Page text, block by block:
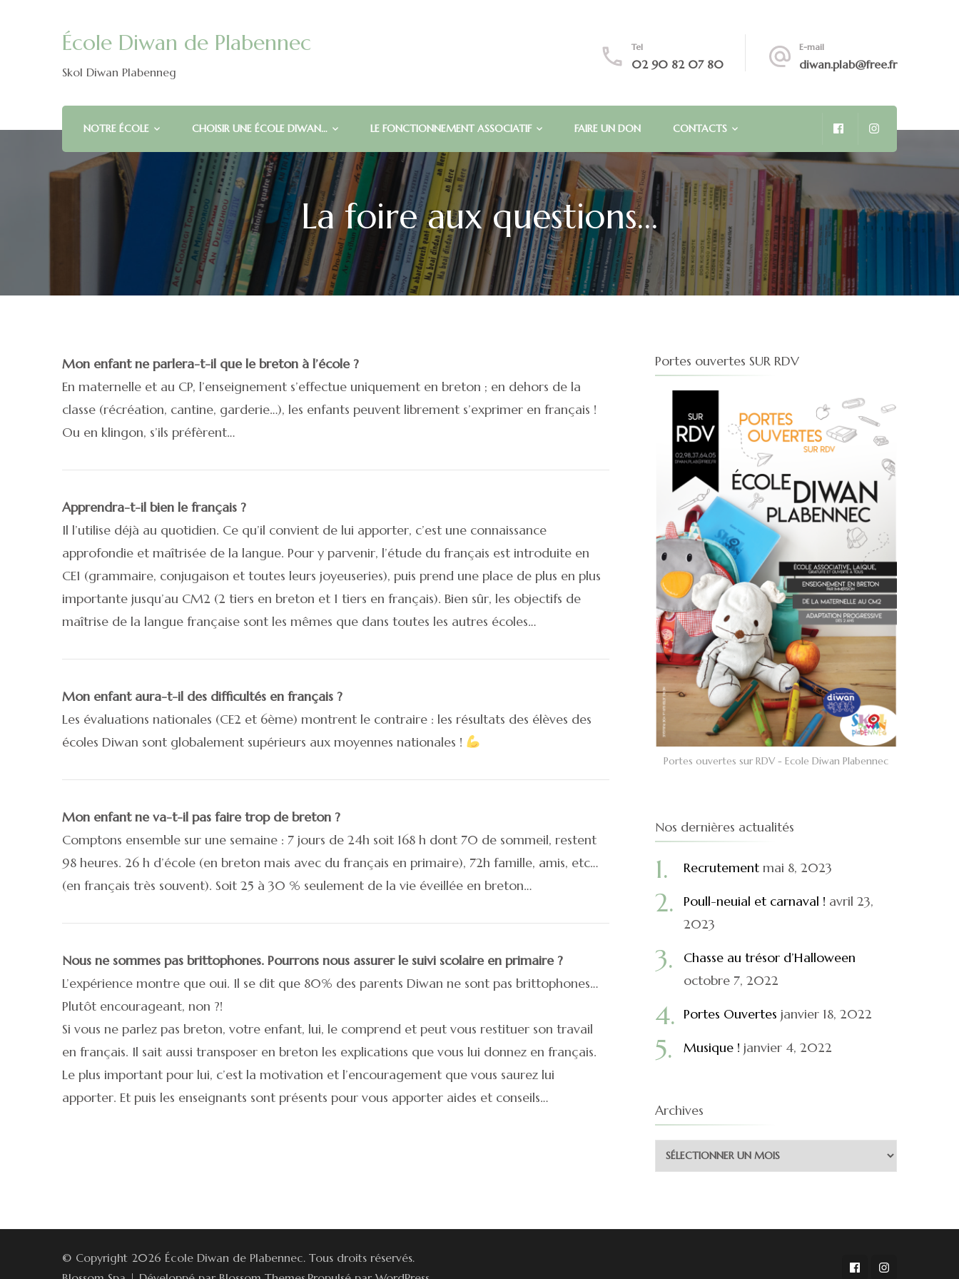
École Diwan de Plabennec
Skol Diwan Plabenneg
Tel
02 90 82 07 80
E-mail
diwan.plab@free.fr
NOTRE ÉCOLE CHOISIR UNE ÉCOLE DIWAN… LE FONCTIONNEMENT ASSOCIATIF FAIRE UN DON CONTACTS
La foire aux questions…
Mon enfant ne parlera-t-il que le breton à l’école ?
En maternelle et au CP, l’enseignement s’effectue uniquement en breton ; en dehors de la
classe (récréation, cantine, garderie…), les enfants peuvent librement s’exprimer en français !
Ou en klingon, s’ils préfèrent…
Apprendra-t-il bien le français ?
Il l’utilise déjà au quotidien. Ce qu’il convient de lui apporter, c’est une connaissance
approfondie et maîtrisée de la langue. Pour y parvenir, l’étude du français est introduite en
CE1 (grammaire, conjugaison et toutes leurs joyeuseries), puis prend une place de plus en plus
importante jusqu’au CM2 (2 tiers en breton et 1 tiers en français). Bien sûr, les objectifs de
maîtrise de la langue française sont les mêmes que dans toutes les autres écoles…
Mon enfant aura-t-il des difficultés en français ?
Les évaluations nationales (CE2 et 6ème) montrent le contraire : les résultats des élèves des
écoles Diwan sont globalement supérieurs aux moyennes nationales !
Mon enfant ne va-t-il pas faire trop de breton ?
Comptons ensemble sur une semaine : 7 jours de 24h soit 168 h dont 70 de sommeil, restent
98 heures. 26 h d’école (en breton mais avec du français en primaire), 72h famille, amis, etc…
(en français très souvent). Soit 25 à 30 % seulement de la vie éveillée en breton…
Nous ne sommes pas brittophones. Pourrons nous assurer le suivi scolaire en primaire ?
L’expérience montre que oui. Il se dit que 80% des parents Diwan ne sont pas brittophones…
Plutôt encourageant, non ?!
Si vous ne parlez pas breton, votre enfant, lui, le comprend et peut vous restituer son travail
en français. Il sait aussi transposer en breton les explications que vous lui donnez en français.
Le plus important pour lui, c’est la motivation et l’encouragement que vous saurez lui
apporter. Et puis les enseignants sont présents pour vous apporter aides et conseils…
Portes ouvertes SUR RDV
Portes ouvertes sur RDV - Ecole Diwan Plabennec
Nos dernières actualités
Recrutement mai 8, 2023
Poull-neuial et carnaval ! avril 23,
2023
Chasse au trésor d’Halloween
octobre 7, 2022
Portes Ouvertes janvier 18, 2022
Musique ! janvier 4, 2022
Archives
Archives
© Copyright 2026 École Diwan de Plabennec. Tous droits réservés.